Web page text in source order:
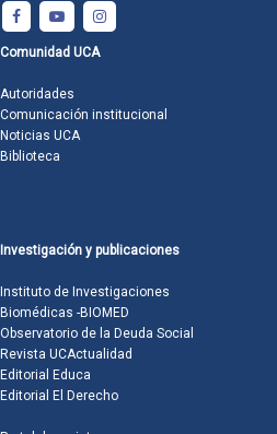
Comunidad UCA
Autoridades
Comunicación institucional
Noticias UCA
Biblioteca
Investigación y publicaciones
Instituto de Investigaciones
Biomédicas -BIOMED
Observatorio de la Deuda Social
Revista UCActualidad
Editorial Educa
Editorial El Derecho